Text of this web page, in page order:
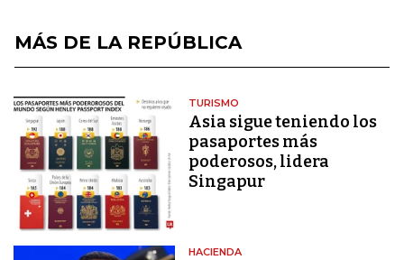
MÁS DE LA REPÚBLICA
TURISMO
Asia sigue teniendo los
pasaportes más
poderosos, lidera
Singapur
HACIENDA